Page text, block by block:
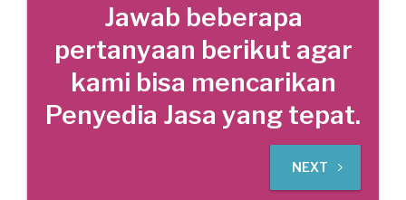
Jawab beberapa
pertanyaan berikut agar
kami bisa mencarikan
Penyedia Jasa yang tepat.
NEXT